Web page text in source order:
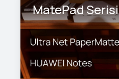
MatePad Serisi